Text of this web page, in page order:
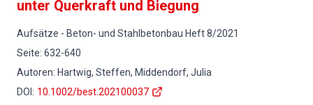
unter Querkraft und Biegung
Aufsätze - Beton- und Stahlbetonbau Heft8/2021
Seite: 632-640
Autoren: Hartwig, Steffen, Middendorf, Julia
DOI : 10.1002/best.202100037